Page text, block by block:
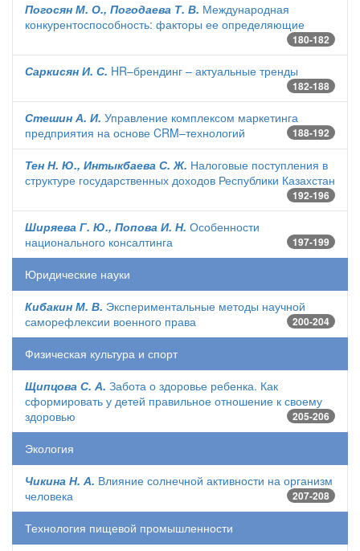
Погосян М. О., Погодаева Т. В. Международная
конкурентоспособность: факторы ее определяющие
180-182
Саркисян И. С. HR–брендинг – актуальные тренды
182-188
Стешин А. И. Управление комплексом маркетинга
предприятия на основе CRM–технологий
188-192
Тен Н. Ю., Интыкбаева С. Ж. Налоговые поступления в
структуре государственных доходов Республики Казахстан
192-196
Ширяева Г. Ю., Попова И. Н. Особенности
национального консалтинга
197-199
Юридические науки
Кибакин М. В. Экспериментальные методы научной
саморефлексии военного права
200-204
Физическая культура и спорт
Щипцова С. А. Забота о здоровье ребенка. Как
сформировать у детей правильное отношение к своему
здоровью
205-206
Экология
Чикина Н. А. Влияние солнечной активности на организм
человека
207-208
Технология пищевой промышленности